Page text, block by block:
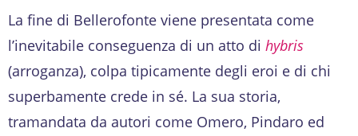
La fine di Bellerofonte viene presentata come
l’inevitabile conseguenza di un atto di hybris
(arroganza), colpa tipicamente degli eroi e di chi
superbamente crede in sé. La sua storia,
tramandata da autori come Omero, Pindaro ed